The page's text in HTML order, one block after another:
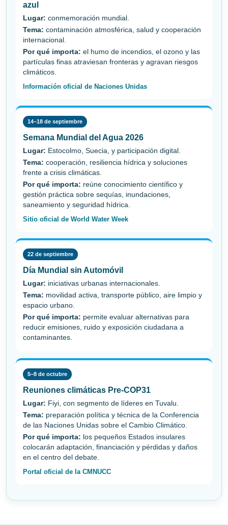
azul
Lugar: conmemoración mundial.
Tema: contaminación atmosférica, salud y cooperación
internacional.
Por qué importa: el humo de incendios, el ozono y las
partículas finas atraviesan fronteras y agravan riesgos
climáticos.
Información oficial de Naciones Unidas
14–18 de septiembre
Semana Mundial del Agua 2026
Lugar: Estocolmo, Suecia, y participación digital.
Tema: cooperación, resiliencia hídrica y soluciones
frente a crisis climáticas.
Por qué importa: reúne conocimiento científico y
gestión práctica sobre sequías, inundaciones,
saneamiento y seguridad hídrica.
Sitio oficial de World Water Week
22 de septiembre
Día Mundial sin Automóvil
Lugar: iniciativas urbanas internacionales.
Tema: movilidad activa, transporte público, aire limpio y
espacio urbano.
Por qué importa: permite evaluar alternativas para
reducir emisiones, ruido y exposición ciudadana a
contaminantes.
5–8 de octubre
Reuniones climáticas Pre-COP31
Lugar: Fiyi, con segmento de líderes en Tuvalu.
Tema: preparación política y técnica de la Conferencia
de las Naciones Unidas sobre el Cambio Climático.
Por qué importa: los pequeños Estados insulares
colocarán adaptación, financiación y pérdidas y daños
en el centro del debate.
Portal oficial de la CMNUCC